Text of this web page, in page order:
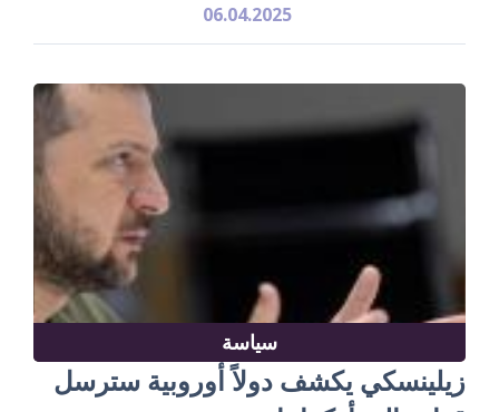
06.04.2025
سياسة
زيلينسكي يكشف دولاً أوروبية سترسل